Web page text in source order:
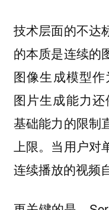
技术层面的不达
的本质是连续的
图像生成模型
图片生成能力
基础能力的限制
上限。当用户对
连续播放的视频